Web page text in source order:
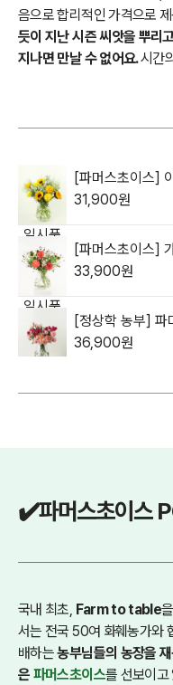
음으로 합리적인 가격으로
듯이 지난 시즌 씨앗을 뿌리
지나면 만날 수 없어요.시간
일시품
절
[파머스초이스]
31,900원
일시품
절
[파머스초이스]
33,900원
[정상학 농부] 파
36,900원
✔️파머스초이스
국내 최초, Farm to table
서는 전국 50여 화훼농가와
배하는농부님들의 농장을
은 파머스초이스를 선보이고